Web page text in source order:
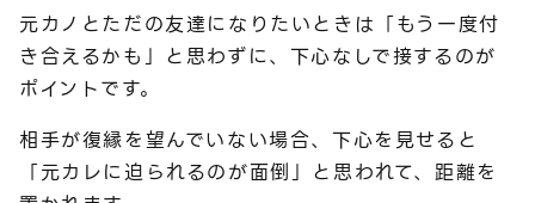
元カノとただの友達になりたいときは「もう一度付
き合えるかも」と思わずに、下心なしで接するのが
ポイントです。
相手が復縁を望んでいない場合、下心を見せると
「元カレに迫られるのが面倒」と思われて、距離を